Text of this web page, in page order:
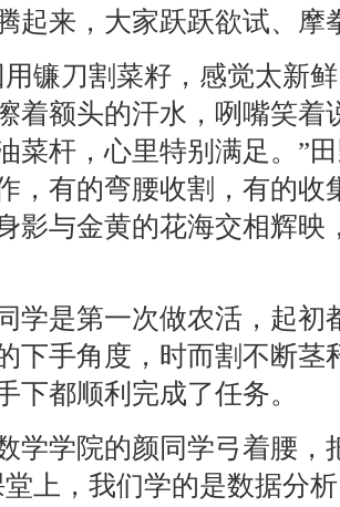
起来，大家跃跃欲试、摩
刀割菜籽，感觉太新鲜
着额头的汗水，咧嘴笑着
菜杆，心里特别满足。”
，有的弯腰收割，有的收
影与金黄的花海交相辉映
是第一次做农活，起初
下手角度，时而割不断茎
下都顺利完成了任务。
学院的颜同学弓着腰，
堂上，我们学的是数据分